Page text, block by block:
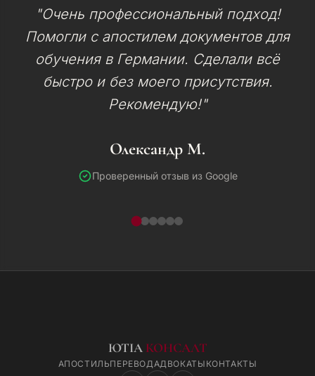
"Очень профессиональный подход!
Помогли с апостилем документов для
обучения в Германии. Сделали всё
быстро и без моего присутствия.
Рекомендую!"
Олександр М.
Проверенный отзыв из Google
ЮТІА КОНСАЛТ
АПОСТИЛЬПЕРЕВОДАДВОКАТЫ КОНТАКТЫ